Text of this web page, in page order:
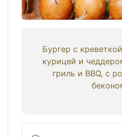
Бургер с
курицей и
гриль и BBQ, с